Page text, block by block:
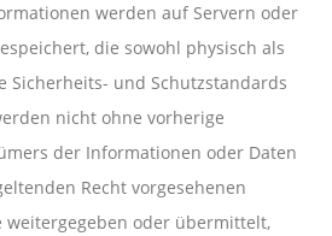
werden auf Servern oder
die sowohl physisch als
Sicherheits- und Schutzstandards
nicht ohne vorherige
der Informationen oder Daten
Recht vorgesehenen
weitergegeben oder übermittelt,